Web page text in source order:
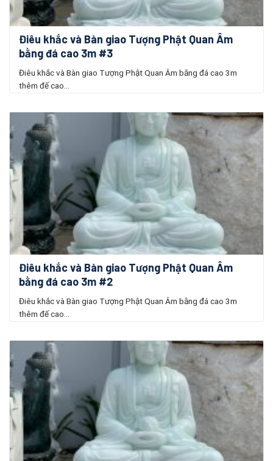
Điêu khắc và Bàn giao Tượng Phật Quan Âm
bằng đá cao 3m #3
Điêu khắc và Bàn giao Tượng Phật Quan Âm bằng đá cao 3m
thêm đế cao...
Điêu khắc và Bàn giao Tượng Phật Quan Âm
bằng đá cao 3m #2
Điêu khắc và Bàn giao Tượng Phật Quan Âm bằng đá cao 3m
thêm đế cao...